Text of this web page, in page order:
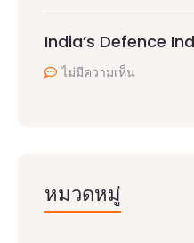
India’s Defence
ไม่มีความเห็น
หมวดหมู่